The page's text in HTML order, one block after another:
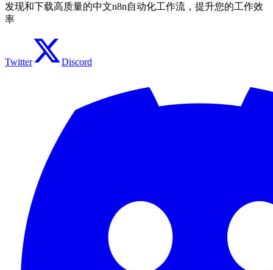
发现和下载高质量的中文n8n自动化工作流，提升您的工作效
率
Twitter Discord